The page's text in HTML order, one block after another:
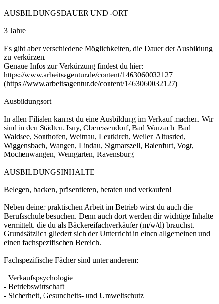
AUSBILDUNGSDAUER UND -ORT
3 Jahre
Es gibt aber verschiedene Möglichkeiten, die Dauer der Ausbildung
zu verkürzen.
Genaue Infos zur Verkürzung findest du hier:
https://www.arbeitsagentur.de/content/1463060032127
(https://www.arbeitsagentur.de/content/1463060032127)
Ausbildungsort
In allen Filialen kannst du eine Ausbildung im Verkauf machen. Wir
sind in den Städten: Isny, Oberessendorf, Bad Wurzach, Bad
Waldsee, Sonthofen, Weitnau, Leutkirch, Weiler, Altusried,
Wiggensbach, Wangen, Lindau, Sigmarszell, Baienfurt, Vogt,
Mochenwangen, Weingarten, Ravensburg
AUSBILDUNGSINHALTE
Belegen, backen, präsentieren, beraten und verkaufen!
Neben deiner praktischen Arbeit im Betrieb wirst du auch die
Berufsschule besuchen. Denn auch dort werden dir wichtige Inhalte
vermittelt, die du als Bäckereifachverkäufer (m/w/d) brauchst.
Grundsätzlich gliedert sich der Unterricht in einen allgemeinen und
einen fachspezifischen Bereich.
Fachspezifische Fächer sind unter anderem:
- Verkaufspsychologie
- Betriebswirtschaft
- Sicherheit, Gesundheits- und Umweltschutz